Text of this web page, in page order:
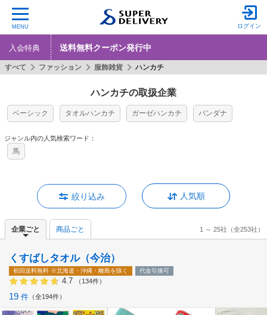
MENU ログイン
入会特典 送料無料クーポン発行中
ハンカチの取扱企業
ベーシック タオルハンカチ ガーゼハンカチ バンダナ
すべて ファッション 服飾雑貨 ハンカチ
ジャンル内の人気検索ワード：
馬
絞り込み 人気順
企業ごと 商品ごと 1 ～ 25社 （全253社）
くすばしタオル（今治）
初回送料無料 ※北海道・沖縄・離島を除く 代金引換可
4.7 （134件）
19 件 全194件